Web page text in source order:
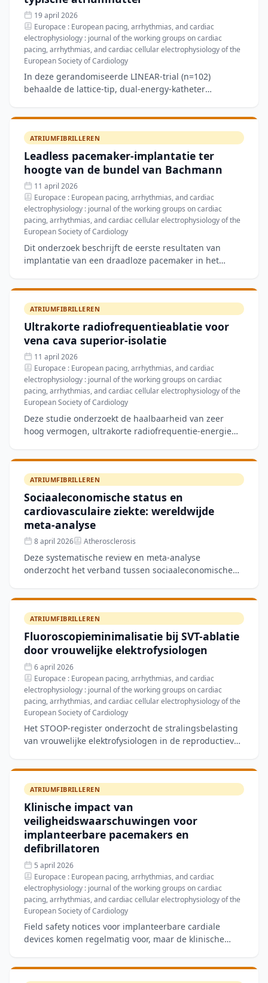
19 april 2026
Europace : European pacing, arrhythmias, and cardiac
electrophysiology : journal of the working groups on cardiac
pacing, arrhythmias, and cardiac cellular electrophysiology of the
European Society of Cardiology
In deze gerandomiseerde LINEAR-trial (n=102)
behaalde de lattice-tip, dual-energy-katheter
versus 68,6% met s
ATRIUMFIBRILLEREN
Leadless pacemaker-implantatie ter
hoogte van de bundel van Bachmann
11 april 2026
Europace : European pacing, arrhythmias, and cardiac
electrophysiology : journal of the working groups on cardiac
pacing, arrhythmias, and cardiac cellular electrophysiology of the
European Society of Cardiology
Dit onderzoek beschrijft de eerste resultaten van
implantatie van een draadloze pacemaker in het
ATRIUMFIBRILLEREN
Ultrakorte radiofrequentieablatie voor
vena cava superior-isolatie
11 april 2026
Europace : European pacing, arrhythmias, and cardiac
electrophysiology : journal of the working groups on cardiac
pacing, arrhythmias, and cardiac cellular electrophysiology of the
European Society of Cardiology
Deze studie onderzoekt de haalbaarheid van zeer
hoog vermogen, ultrakorte radiofrequentie-energie
ATRIUMFIBRILLEREN
Sociaaleconomische status en
cardiovasculaire ziekte: wereldwijde
meta-analyse
8 april 2026 Atherosclerosis
Deze systematische review en meta-analyse
onderzocht het verband tussen sociaaleconomische
wereldwijde data. De s
ATRIUMFIBRILLEREN
Fluoroscopieminimalisatie bij SVT-ablatie
door vrouwelijke elektrofysiologen
6 april 2026
Europace : European pacing, arrhythmias, and cardiac
electrophysiology : journal of the working groups on cardiac
pacing, arrhythmias, and cardiac cellular electrophysiology of the
European Society of Cardiology
Het STOOP-register onderzocht de stralingsbelasting
van vrouwelijke elektrofysiologen in de reproductieve
ATRIUMFIBRILLEREN
Klinische impact van
veiligheidswaarschuwingen voor
implanteerbare pacemakers en
defibrillatoren
5 april 2026
Europace : European pacing, arrhythmias, and cardiac
electrophysiology : journal of the working groups on cardiac
pacing, arrhythmias, and cardiac cellular electrophysiology of the
European Society of Cardiology
Field safety notices voor implanteerbare cardiale
devices komen regelmatig voor, maar de klinische
in Eu